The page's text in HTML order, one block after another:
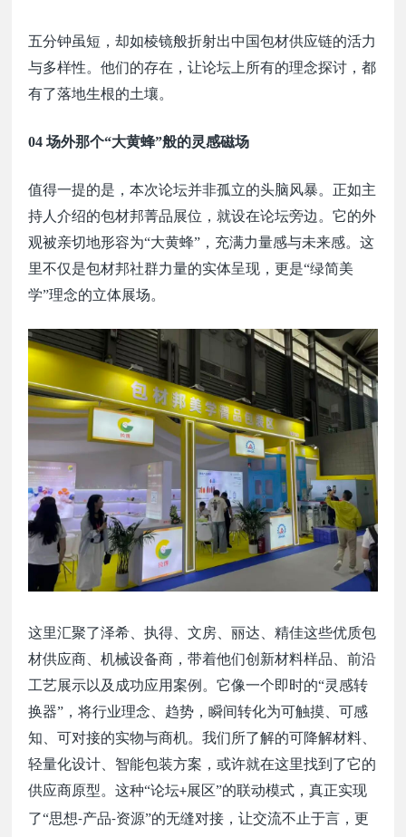
五分钟虽短，却如棱镜般折射出中国包材供应链的活力
与多样性。他们的存在，让论坛上所有的理念探讨，都
有了落地生根的土壤。
04 场外那个“大黄蜂”般的灵感磁场
值得一提的是，本次论坛并非孤立的头脑风暴。正如主
持人介绍的包材邦菁品展位，就设在论坛旁边。它的外
观被亲切地形容为“大黄蜂”，充满力量感与未来感。这
里不仅是包材邦社群力量的实体呈现，更是“绿简美
学”理念的立体展场。
这里汇聚了泽希、执得、文房、丽达、精佳这些优质包
材供应商、机械设备商，带着他们创新材料样品、前沿
工艺展示以及成功应用案例。它像一个即时的“灵感转
换器”，将行业理念、趋势，瞬间转化为可触摸、可感
知、可对接的实物与商机。我们所了解的可降解材料、
轻量化设计、智能包装方案，或许就在这里找到了它的
供应商原型。这种“论坛+展区”的联动模式，真正实现
了“思想-产品-资源”的无缝对接，让交流不止于言，更